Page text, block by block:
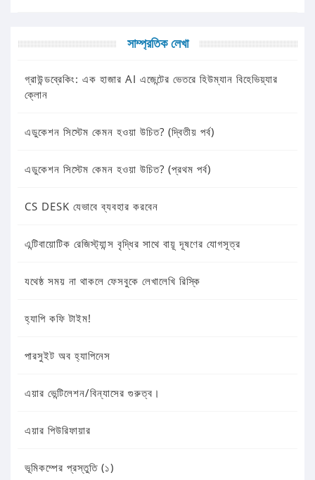
সাম্প্রতিক লেখা
গ্রাউন্ডব্রেকিং: এক হাজার AI এজেন্টের ভেতরে হিউম্যান বিহেভিয়্যার
ক্লোন
এডুকেশন সিস্টেম কেমন হওয়া উচিত? (দ্বিতীয় পর্ব)
এডুকেশন সিস্টেম কেমন হওয়া উচিত? (প্রথম পর্ব)
CS DESK যেভাবে ব্যবহার করবেন
এন্টিবায়োটিক রেজিস্ট্যান্স বৃদ্ধির সাথে বায়ূ দূষণের যোগসূত্র
যথেষ্ঠ সময় না থাকলে ফেসবুকে লেখালেখি রিস্কি
হ্যাপি কফি টাইম!
পারসুইট অব হ্যাপিনেস
এয়ার ভেন্টিলেশন/বিন্যাসের গুরুত্ব।
এয়ার পিউরিফায়ার
ভূমিকম্পের প্রস্তুতি (১)